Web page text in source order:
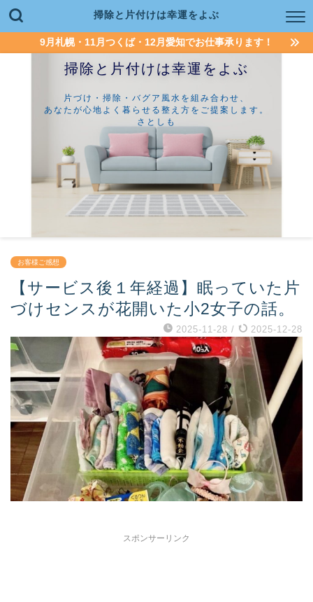
掃除と片付けは幸運をよぶ
9月札幌・11月つくば・12月愛知でお仕事承ります！
掃除と片付けは幸運をよぶ
片づけ・掃除・バグア風水を組み合わせ、
あなたが心地よく暮らせる整え方をご提案します。
さとしも
お客様ご感想
【サービス後１年経過】眠っていた片
づけセンスが花開いた小2女子の話。
2025-11-28 / 2025-12-28
スポンサーリンク